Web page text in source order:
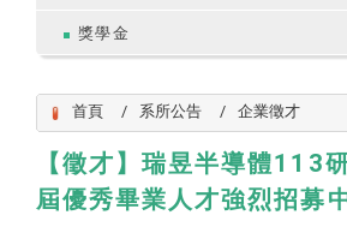
獎學金
首頁 系所公告 企業徵才
【徵才】瑞昱半導體113
屆優秀畢業人才強烈招募